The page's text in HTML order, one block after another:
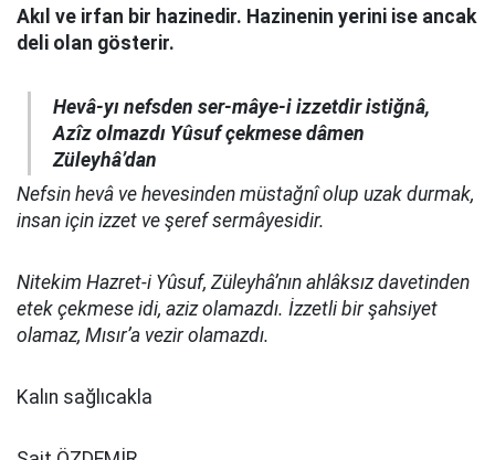
Akıl ve irfan bir hazinedir. Hazinenin yerini ise ancak
deli olan gösterir.
Hevâ-yı nefsden ser-mâye-i izzetdir istiğnâ,
Azîz olmazdı Yûsuf çekmese dâmen
Züleyhâ’dan
Nefsin hevâ ve hevesinden müstağnî olup uzak durmak,
insan için izzet ve şeref sermâyesidir.
Nitekim Hazret-i Yûsuf, Züleyhâ’nın ahlâksız davetinden
etek çekmese idi, aziz olamazdı. İzzetli bir şahsiyet
olamaz, Mısır’a vezir olamazdı.
Kalın sağlıcakla